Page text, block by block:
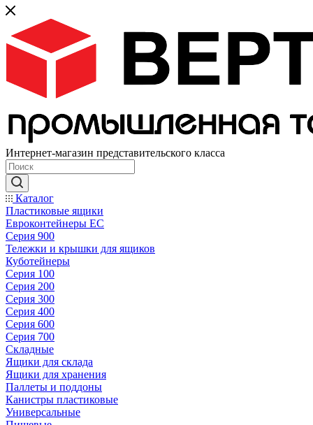
Интернет-магазин представительского класса
Каталог
Пластиковые ящики
Евроконтейнеры ЕС
Серия 900
Тележки и крышки для ящиков
Куботейнеры
Серия 100
Серия 200
Серия 300
Серия 400
Серия 600
Серия 700
Складные
Ящики для склада
Ящики для хранения
Паллеты и поддоны
Канистры пластиковые
Универсальные